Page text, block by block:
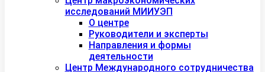
исследований МИИУЭП
О центре
Руководители и эксперты
Направления и формы
деятельности
Центр Международного сотрудничества